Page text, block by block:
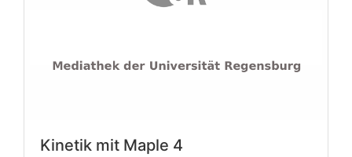
Kinetik mit Maple 4